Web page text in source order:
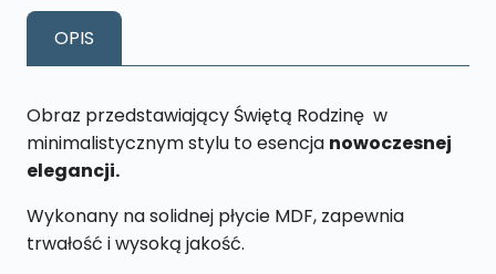
XL63
65
cm
OPIS
Obraz przedstawiający Świętą Rodzinę w
minimalistycznym stylu to esencja nowoczesnej
elegancji.
Wykonany na solidnej płycie MDF, zapewnia
trwałość i wysoką jakość.